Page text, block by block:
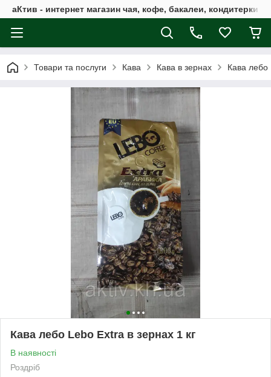
аКтив - интернет магазин чая, кофе, бакалеи, кондитерки
Товари та послуги Кава Кава в зернах Кава лебо
Кава лебо Lebo Extra в зернах 1 кг
В наявності
Роздріб